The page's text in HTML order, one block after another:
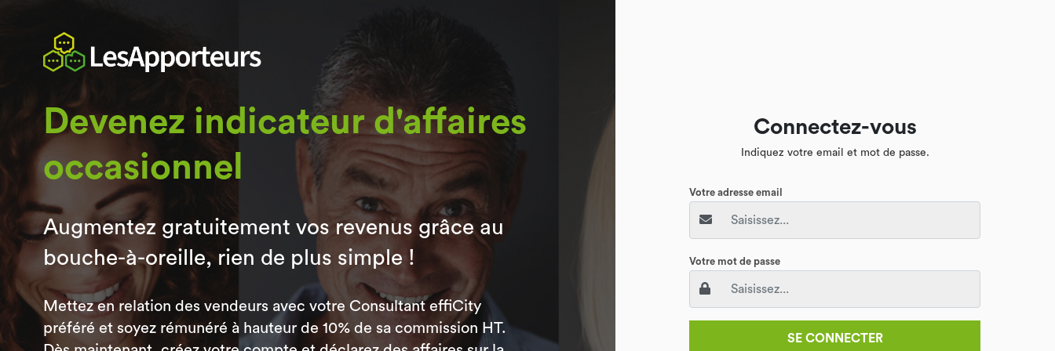
Devenez indicateur d'affaires
occasionnel
Augmentez gratuitement vos revenus grâce au
bouche-à-oreille, rien de plus simple !
Mettez en relation des vendeurs avec votre Consultant effiCity
préféré et soyez rémunéré à hauteur de 10% de sa commission HT.
Connectez-vous
Indiquez votre email et mot de passe.
Votre adresse email
Votre mot de passe
SE CONNECTER